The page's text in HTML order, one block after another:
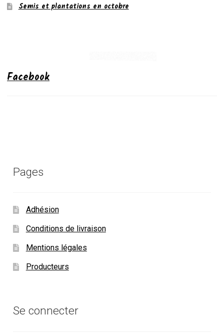
Semis et plantations en octobre
Facebook
Pages
Adhésion
Conditions de livraison
Mentions légales
Producteurs
Se connecter